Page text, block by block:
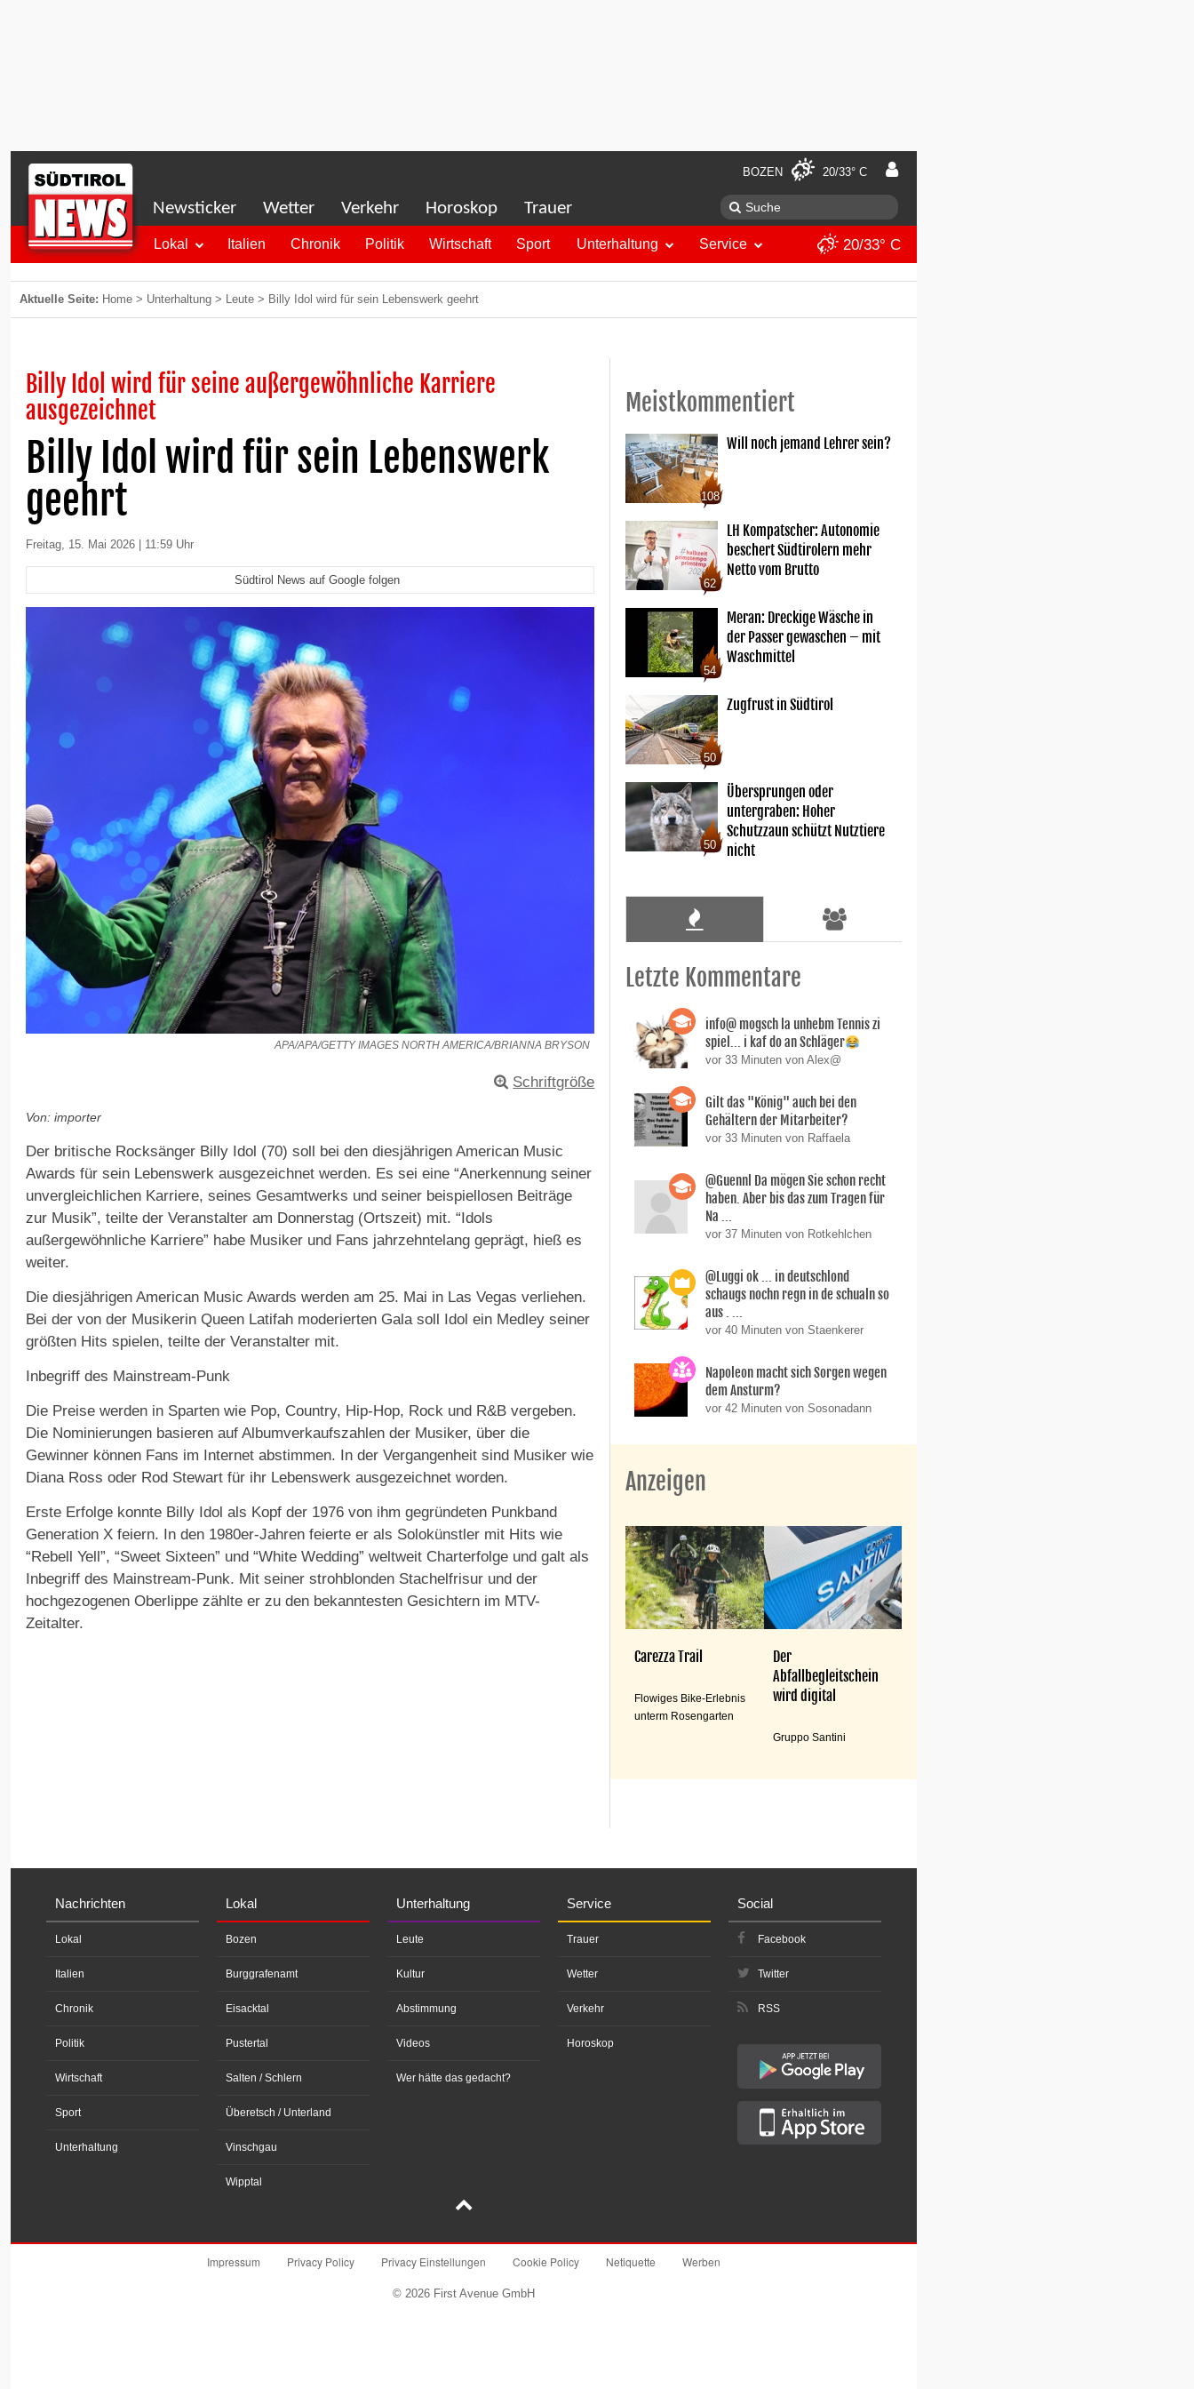
BOZEN 20/33° C
Newsticker Wetter Verkehr Horoskop Trauer
Lokal Italien Chronik Politik Wirtschaft Sport Unterhaltung Service 20/33° C
Aktuelle Seite: Home > Unterhaltung > Leute > Billy Idol wird für sein Lebenswerk geehrt
Billy Idol wird für seine außergewöhnliche Karriere
ausgezeichnet
Billy Idol wird für sein Lebenswerk
geehrt
Freitag, 15. Mai 2026 | 11:59 Uhr
Südtirol News auf Google folgen
APA/APA/GETTY IMAGES NORTH AMERICA/BRIANNA BRYSON
Schriftgröße
Von: importer
Der britische Rocksänger Billy Idol (70) soll bei den diesjährigen American Music
Awards für sein Lebenswerk ausgezeichnet werden. Es sei eine “Anerkennung seiner
unvergleichlichen Karriere, seines Gesamtwerks und seiner beispiellosen Beiträge
zur Musik”, teilte der Veranstalter am Donnerstag (Ortszeit) mit. “Idols
außergewöhnliche Karriere” habe Musiker und Fans jahrzehntelang geprägt, hieß es
weiter.
Die diesjährigen American Music Awards werden am 25. Mai in Las Vegas verliehen.
Bei der von der Musikerin Queen Latifah moderierten Gala soll Idol ein Medley seiner
größten Hits spielen, teilte der Veranstalter mit.
Inbegriff des Mainstream-Punk
Die Preise werden in Sparten wie Pop, Country, Hip-Hop, Rock und R&B vergeben.
Die Nominierungen basieren auf Albumverkaufszahlen der Musiker, über die
Gewinner können Fans im Internet abstimmen. In der Vergangenheit sind Musiker wie
Diana Ross oder Rod Stewart für ihr Lebenswerk ausgezeichnet worden.
Erste Erfolge konnte Billy Idol als Kopf der 1976 von ihm gegründeten Punkband
Generation X feiern. In den 1980er-Jahren feierte er als Solokünstler mit Hits wie
“Rebell Yell”, “Sweet Sixteen” und “White Wedding” weltweit Charterfolge und galt als
Inbegriff des Mainstream-Punk. Mit seiner strohblonden Stachelfrisur und der
hochgezogenen Oberlippe zählte er zu den bekanntesten Gesichtern im MTV-
Zeitalter.
Meistkommentiert
108
Will noch jemand Lehrer sein?
62
LH Kompatscher: Autonomie
beschert Südtirolern mehr
Netto vom Brutto
54
Meran: Dreckige Wäsche in
der Passer gewaschen – mit
Waschmittel
50
Zugfrust in Südtirol
50
Übersprungen oder
untergraben: Hoher
Schutzzaun schützt Nutztiere
nicht
Letzte Kommentare
info@ mogsch la unhebm Tennis zi
spiel... i kaf do an Schläger
vor 33 Minuten von Alex@
Gilt das "König" auch bei den
Gehältern der Mitarbeiter?
vor 33 Minuten von Raffaela
@Guennl Da mögen Sie schon recht
haben. Aber bis das zum Tragen für
Na ...
vor 37 Minuten von Rotkehlchen
@Luggi ok ... in deutschlond
schaugs nochn regn in de schualn so
aus . ...
vor 40 Minuten von Staenkerer
Napoleon macht sich Sorgen wegen
dem Ansturm?
vor 42 Minuten von Sosonadann
Anzeigen
Carezza Trail
Flowiges Bike-Erlebnis
unterm Rosengarten
Der
Abfallbegleitschein
wird digital
Gruppo Santini
Nachrichten
Lokal
Italien
Chronik
Politik
Wirtschaft
Sport
Unterhaltung
Lokal
Bozen
Burggrafenamt
Eisacktal
Pustertal
Salten / Schlern
Überetsch / Unterland
Vinschgau
Wipptal
Unterhaltung
Leute
Kultur
Abstimmung
Videos
Wer hätte das gedacht?
Service
Trauer
Wetter
Verkehr
Horoskop
Social
Facebook
Twitter
RSS
Impressum Privacy Policy Privacy Einstellungen Cookie Policy Netiquette Werben
© 2026 First Avenue GmbH